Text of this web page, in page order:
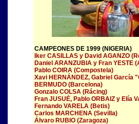
CAMPEONES DE 1999 (NIGERIA)
Iker CASILLAS y David AGANZO
Daniel ARANZUBIA y Fran YESTE
Pablo COIRA (Compostela)
Xavi HERNÁNDEZ, Gabriel García
BERMUDO (Barcelona)
Gonzalo COLSA (Rácing)
Fran JUSUÉ, Pablo ORBAIZ y Elía
Fernando VARELA (Betis)
Carlos MARCHENA (Sevilla)
Álvaro RUBIO (Zaragoza)